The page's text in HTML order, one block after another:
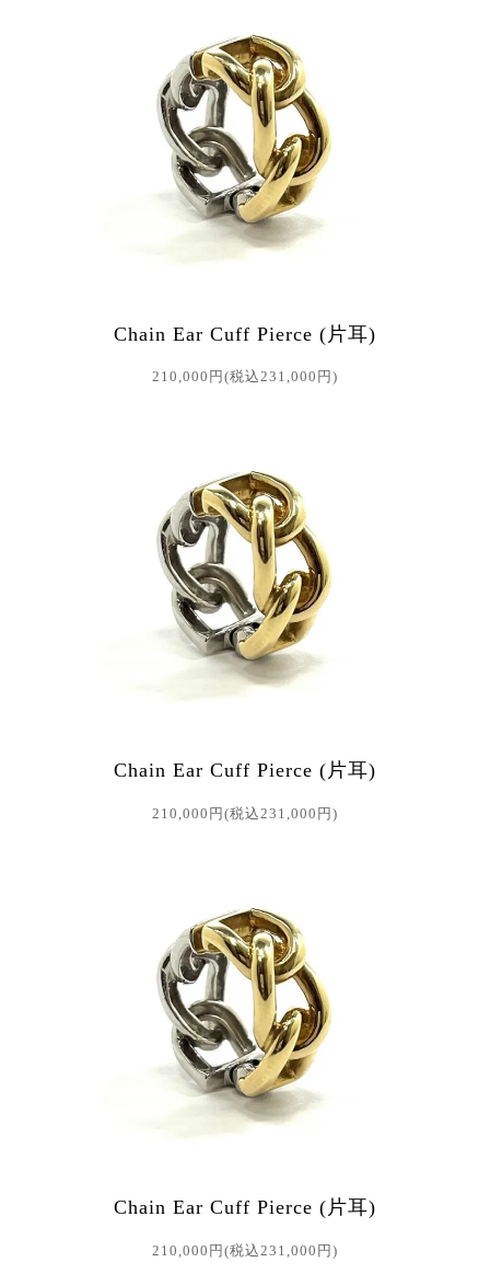
Chain Ear Cuff Pierce (片耳)
210,000円(税込231,000円)
Chain Ear Cuff Pierce (片耳)
210,000円(税込231,000円)
Chain Ear Cuff Pierce (片耳)
210,000円(税込231,000円)